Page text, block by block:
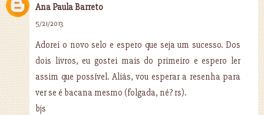
Ana Paula Barreto
5/21/2013
Adorei o novo selo e espero que seja um sucesso. Dos
dois livros, eu gostei mais do primeiro e espero ler
assim que possível. Aliás, vou esperar a resenha para
ver se é bacana mesmo (folgada, né? rs).
bjs